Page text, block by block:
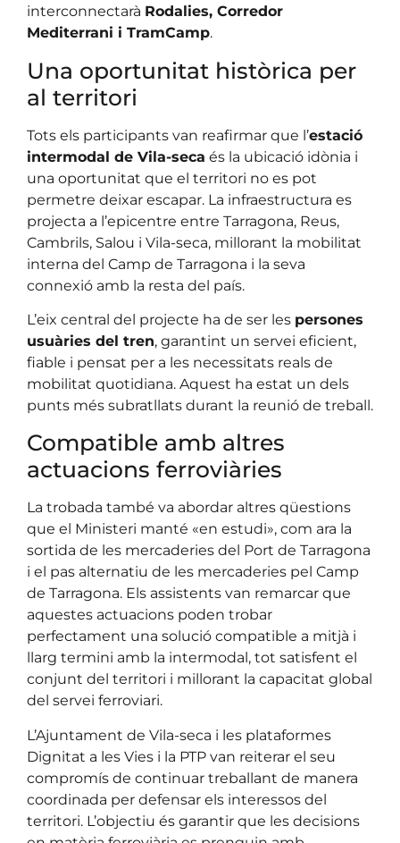
interconnectarà Rodalies, Corredor
Mediterrani i TramCamp.
Una oportunitat històrica per
al territori
Tots els participants van reafirmar que l’estació
intermodal de Vila-seca és la ubicació idònia i
una oportunitat que el territori no es pot
permetre deixar escapar. La infraestructura es
projecta a l’epicentre entre Tarragona, Reus,
Cambrils, Salou i Vila-seca, millorant la mobilitat
interna del Camp de Tarragona i la seva
connexió amb la resta del país.
L’eix central del projecte ha de ser les persones
usuàries del tren, garantint un servei eficient,
fiable i pensat per a les necessitats reals de
mobilitat quotidiana. Aquest ha estat un dels
punts més subratllats durant la reunió de treball.
Compatible amb altres
actuacions ferroviàries
La trobada també va abordar altres qüestions
que el Ministeri manté «en estudi», com ara la
sortida de les mercaderies del Port de Tarragona
i el pas alternatiu de les mercaderies pel Camp
de Tarragona. Els assistents van remarcar que
aquestes actuacions poden trobar
perfectament una solució compatible a mitjà i
llarg termini amb la intermodal, tot satisfent el
conjunt del territori i millorant la capacitat global
del servei ferroviari.
L’Ajuntament de Vila-seca i les plataformes
Dignitat a les Vies i la PTP van reiterar el seu
compromís de continuar treballant de manera
coordinada per defensar els interessos del
territori. L’objectiu és garantir que les decisions